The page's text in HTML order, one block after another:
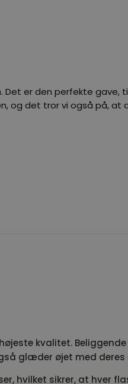
er den perfekte gave,
og det tror vi også på, at
kvalitet.
glæder øjet med deres
hvilket sikrer, at hver